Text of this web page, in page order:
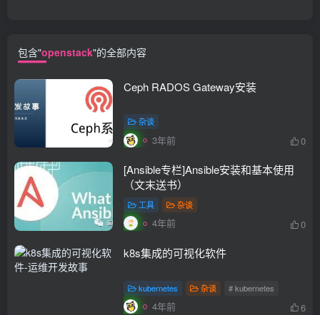
包含"openstack"的全部内容
Ceph RADOS Gateway安装
杂谈
3年前 0
[Ansible专栏]Ansible安装和基本使用
（文末送书）
工具 杂谈
4年前 0
k8s集成的可视化软件
kubernetes 杂谈 # kubernetes
4年前 6